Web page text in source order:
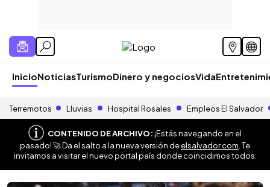
InicioNoticiasTurismoDinero y negociosVida
Terremotos Lluvias Hospital Rosales Empleos El Salvador
CONTENIDO DE ARCHIVO:¡Estás navegando en el
pasado! 🚀 Da el salto a la nueva versión deelsalvador.com . Te
invitamos a visitar el nuevo portal país donde coincidimos todos.